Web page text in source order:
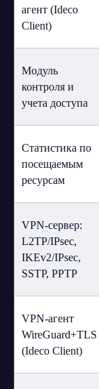
агент (Ideco
Client)
Модуль
контроля и
учета доступа
Статистика по
посещаемым
ресурсам
VPN-сервер:
L2TP/IPsec,
IKEv2/IPsec,
SSTP, PPTP
VPN-агент
WireGuard+TLS
(Ideco Client)